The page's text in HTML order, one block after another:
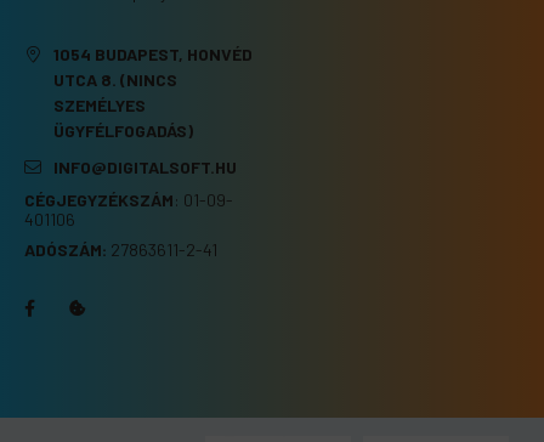
1054 BUDAPEST, HONVÉD
UTCA 8. (NINCS
SZEMÉLYES
ÜGYFÉLFOGADÁS)
INFO@DIGITALSOFT.HU
CÉGJEGYZÉKSZÁM: 01-09-
401106
ADÓSZÁM: 27863611-2-41